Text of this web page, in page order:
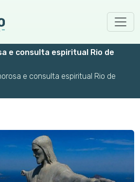
e consulta espiritual Rio de
e consulta espiritual Rio de